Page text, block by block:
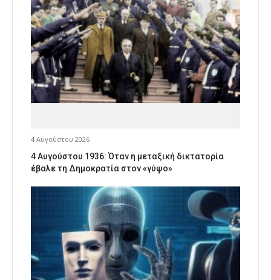
4 Αυγούστου 2026
4 Αυγούστου 1936: Όταν η μεταξική δικτατορία
έβαλε τη Δημοκρατία στον «γύψο»